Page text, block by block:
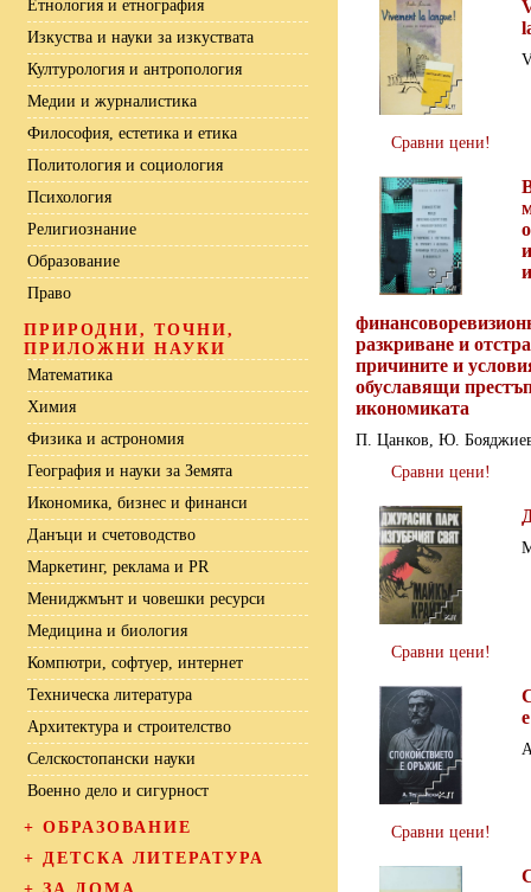
Етнология и етнография
Изкуства и науки за изкуствата
Културология и антропология
Медии и журналистика
Философия, естетика и етика
Политология и социология
Психология
Религиознание
Образование
Право
ПРИРОДНИ, ТОЧНИ,
ПРИЛОЖНИ НАУКИ
Математика
Химия
Физика и астрономия
География и науки за Земята
Икономика, бизнес и финанси
Данъци и счетоводство
Маркетинг, реклама и PR
Мениджмънт и човешки ресурси
Медицина и биология
Компютри, софтуер, интернет
Техническа литература
Архитектура и строителство
Селскостопански науки
Военно дело и сигурност
+ ОБРАЗОВАНИЕ
+ ДЕТСКА ЛИТЕРАТУРА
Сравни цени!
и
разкриване и
причините и
обуславящи
икономиката
П. Цанков, Ю.
Сравни цени!
Сравни цени!
Сравни цени!